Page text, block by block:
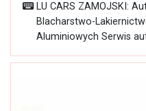
LU CARS ZAMOJSKI:
Blacharstwo-
Aluminiowych Serwis